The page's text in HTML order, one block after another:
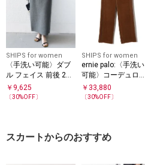
SHIPS for women
〈手洗い可能〉ダブ
ル フェイス 前後 2W
AY スカート
￥ 9,625
〔30%OFF〕
SHIPS for women
ernie palo:〈手洗い
可能〉コーデュロイ
パンツ
￥ 33,880
〔30%OFF〕
スカートからのおすすめ